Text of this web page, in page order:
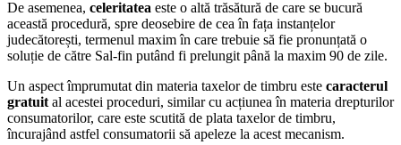
De asemenea, celeritatea este o altă trăsătură de care se bucură
această procedură, spre deosebire de cea în fața instanțelor
judecătorești, termenul maxim în care trebuie să fie pronunțată o
soluție de către Sal-fin putând fi prelungit până la maxim 90 de zile.
Un aspect împrumutat din materia taxelor de timbru este caracterul
gratuit al acestei proceduri, similar cu acțiunea în materia drepturilor
consumatorilor, care este scutită de plata taxelor de timbru,
încurajând astfel consumatorii să apeleze la acest mecanism.